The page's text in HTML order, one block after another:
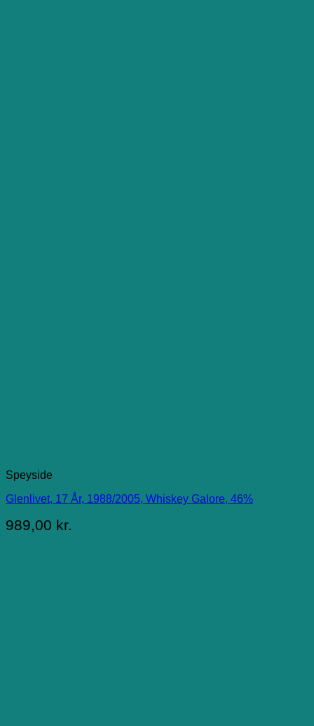
Speyside
Glenlivet, 17 År, 1988/2005, Whiskey Galore, 46%
989,00 kr.